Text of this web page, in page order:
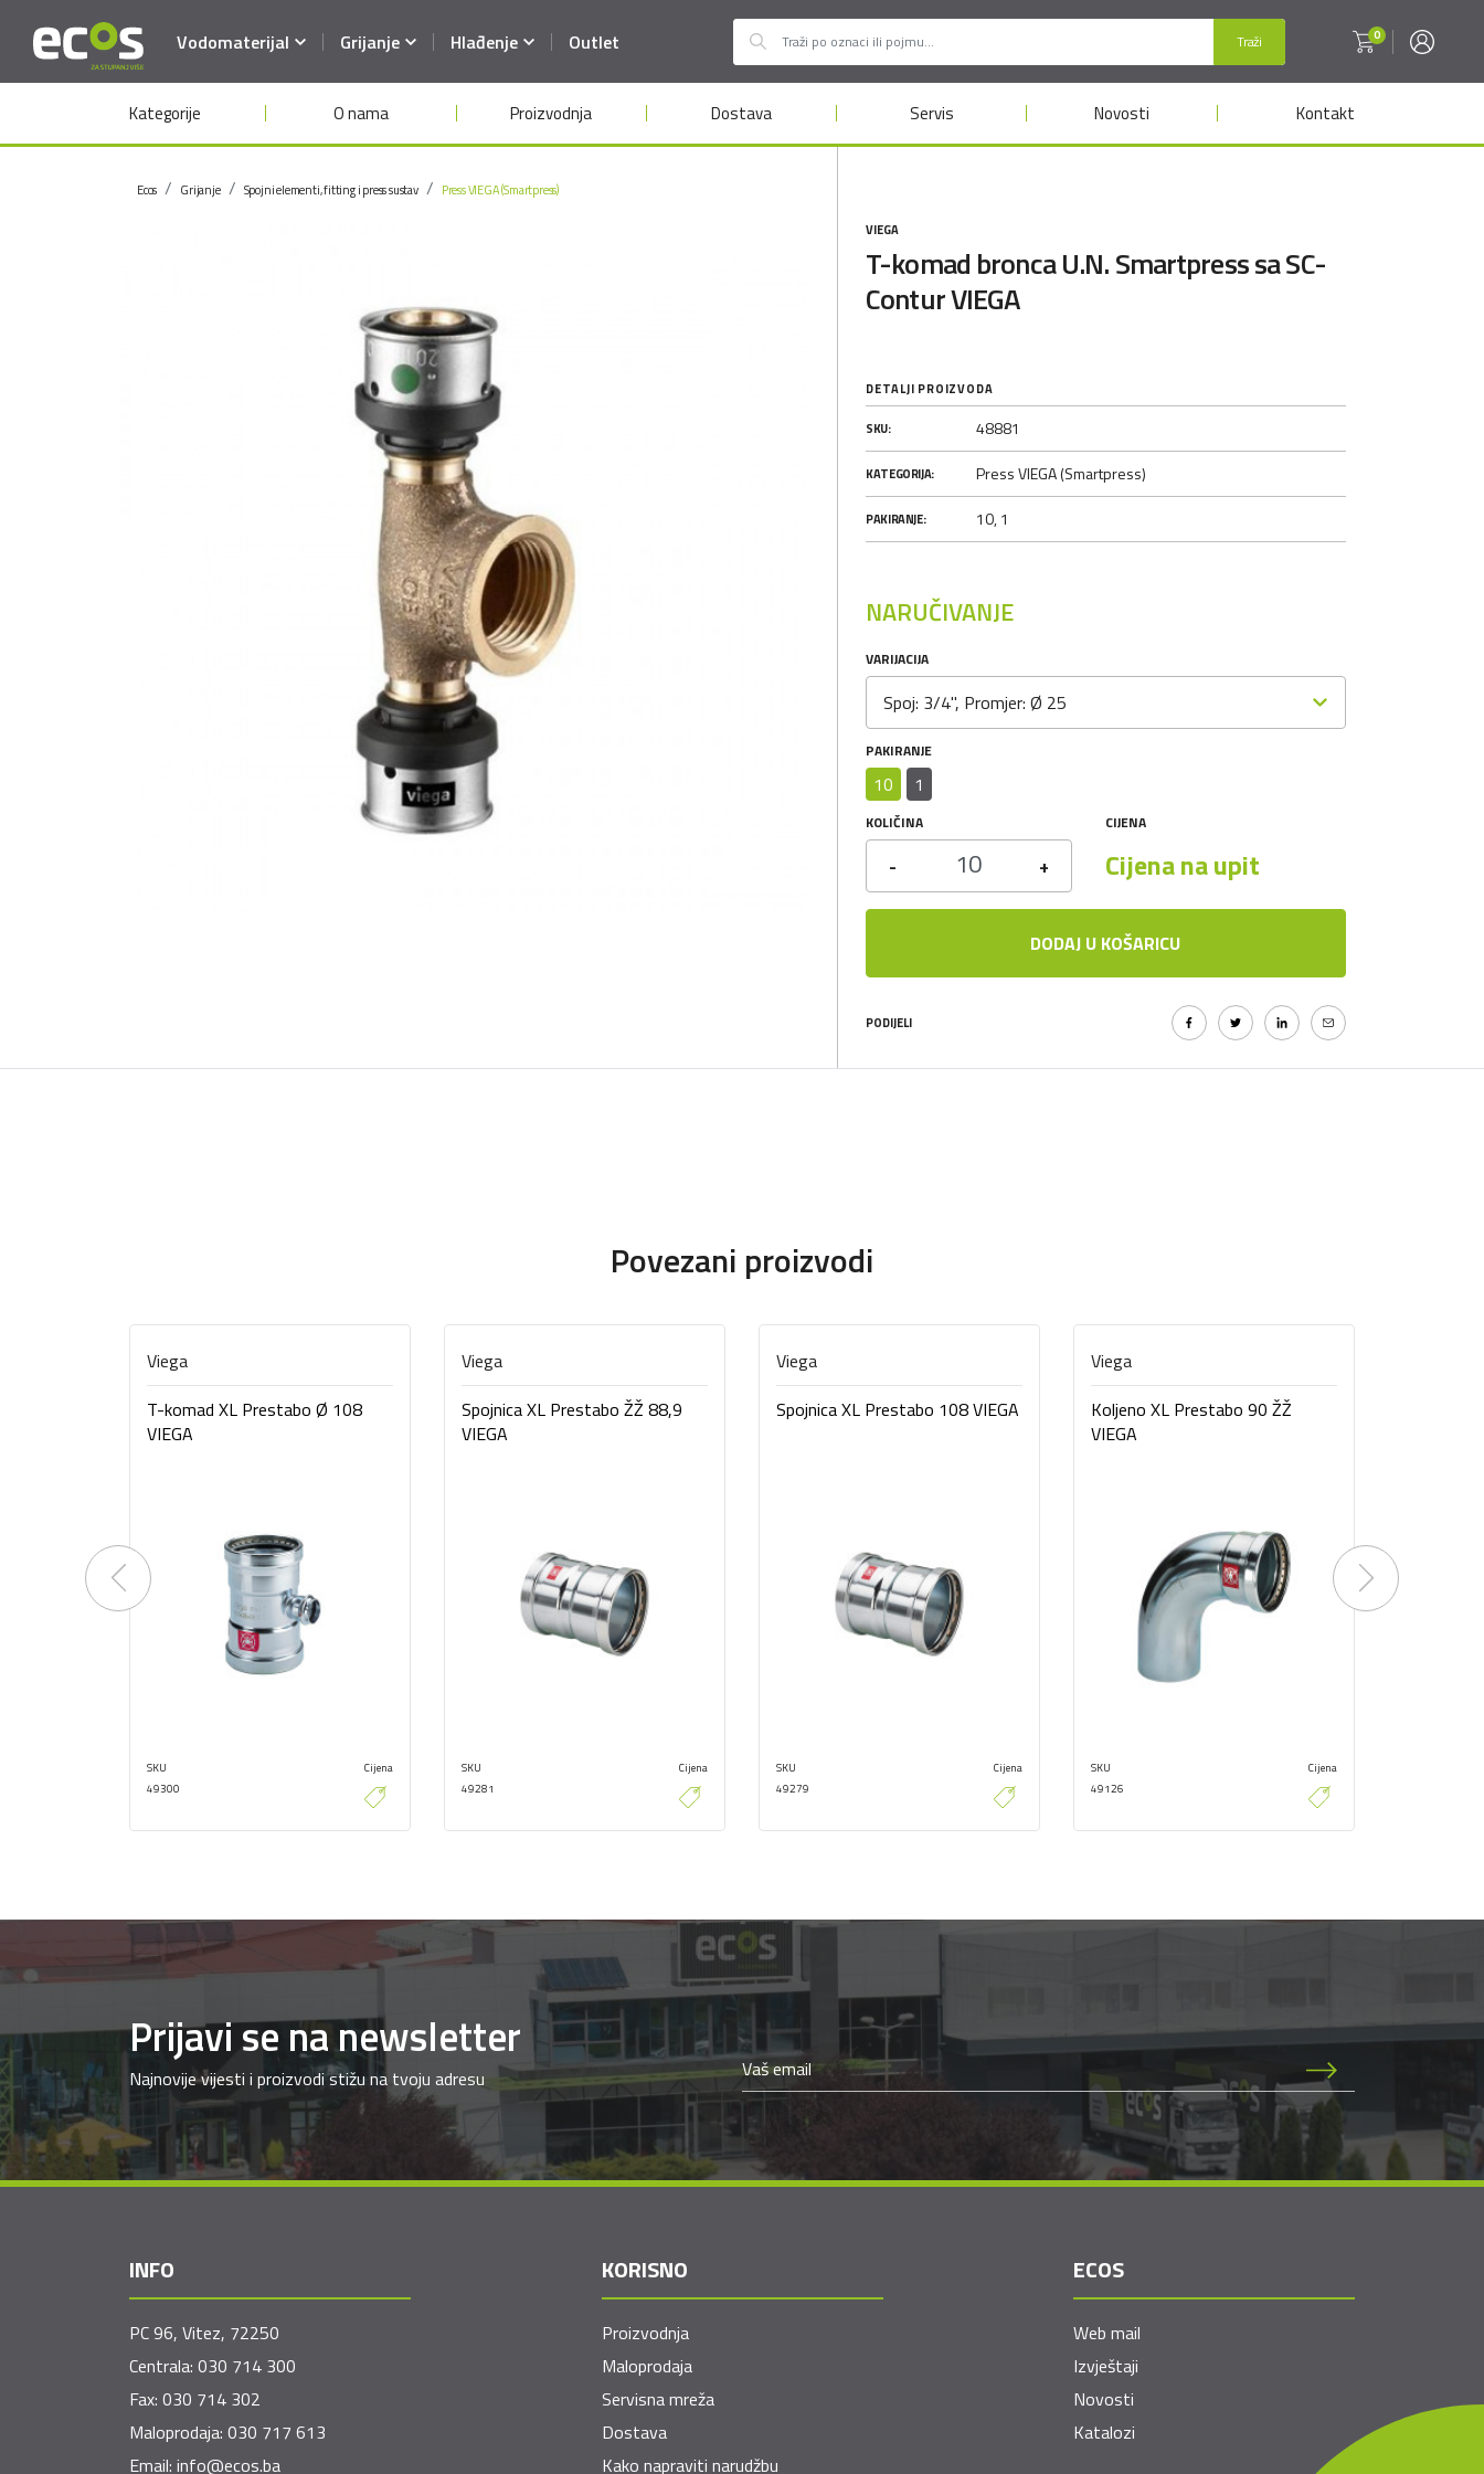
Traži 0
Vodomaterijal Grijanje Hlađenje Outlet
Kategorije O nama Proizvodnja Dostava Servis Novosti Kontakt
Ecos Grijanje Spojni elementi, fitting i press sustav Press VIEGA (Smartpress)
VIEGA
T-komad bronca U.N. Smartpress sa SC-
Contur VIEGA
DETALJI PROIZVODA
SKU: 48881
KATEGORIJA: Press VIEGA (Smartpress)
PAKIRANJE: 10, 1
NARUČIVANJE
VARIJACIJA
Spoj: 3/4", Promjer: Ø 25
PAKIRANJE
10 1
KOLIČINA
- +
CIJENA
Cijena na upit
DODAJ U KOŠARICU
PODIJELI
Povezani proizvodi
Viega
T-komad XL Prestabo Ø 108
VIEGA
SKU
49300
Cijena
Viega
Spojnica XL Prestabo ŽŽ 88,9
VIEGA
SKU
49281
Cijena
Viega
Spojnica XL Prestabo 108 VIEGA
SKU
49279
Cijena
Viega
Koljeno XL Prestabo 90 ŽŽ
VIEGA
SKU
49126
Cijena
Previous Next
Prijavi se na newsletter
Najnovije vijesti i proizvodi stižu na tvoju adresu
INFO
PC 96, Vitez, 72250
Centrala: 030 714 300
Fax: 030 714 302
Maloprodaja: 030 717 613
Email: info@ecos.ba
KORISNO
Proizvodnja
Maloprodaja
Servisna mreža
Dostava
Kako napraviti narudžbu
ECOS
Web mail
Izvještaji
Novosti
Katalozi